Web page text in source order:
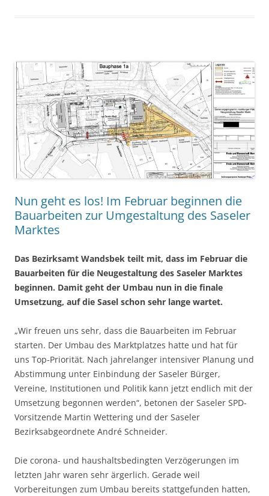
Nun geht es los! Im Februar beginnen die
Bauarbeiten zur Umgestaltung des Saseler
Marktes
Das Bezirksamt Wandsbek teilt mit, dass im Februar die
Bauarbeiten für die Neugestaltung des Saseler Marktes
beginnen. Damit geht der Umbau nun in die finale
Umsetzung, auf die Sasel schon sehr lange wartet.
„Wir freuen uns sehr, dass die Bauarbeiten im Februar
starten. Der Umbau des Marktplatzes hatte und hat für
uns Top-Priorität. Nach jahrelanger intensiver Planung und
Abstimmung unter Einbindung der Saseler Bürger,
Vereine, Institutionen und Politik kann jetzt endlich mit der
Umsetzung begonnen werden“, betonen der Saseler SPD-
Vorsitzende Martin Wettering und der Saseler
Bezirksabgeordnete André Schneider.
Die corona- und haushaltsbedingten Verzögerungen im
letzten Jahr waren sehr ärgerlich. Gerade weil
Vorbereitungen zum Umbau bereits stattgefunden hatten,